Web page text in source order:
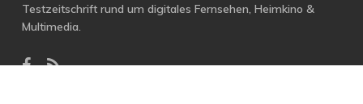
Testzeitschrift rund um digitales Fernsehen, Heimkino &
Multimedia.
facebook
RSS